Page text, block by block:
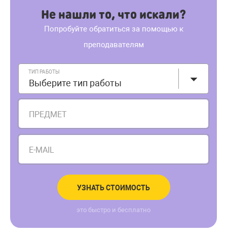
Не нашли то, что искали?
Попробуйте обратиться за помощью к
преподавателям
ТИП РАБОТЫ
Выберите тип работы
ПРЕДМЕТ
E-MAIL
УЗНАТЬ СТОИМОСТЬ
это быстро и бесплатно